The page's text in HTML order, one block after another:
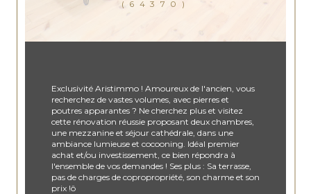
(64370)
Exclusivité Aristimmo ! Amoureux de l'ancien, vous
recherchez de vastes volumes, avec pierres et
poutres apparantes ? Ne cherchez plus et visitez
cette rénovation réussie proposant deux chambres,
une mezzanine et séjour cathédrale, dans une
ambiance lumieuse et cocooning. Idéal premier
achat et/ou investissement, ce bien répondra à
l'ensemble de vos demandes ! Ses plus : Sa terrasse,
pas de charges de copropropriété, son charme et son
prix !ô